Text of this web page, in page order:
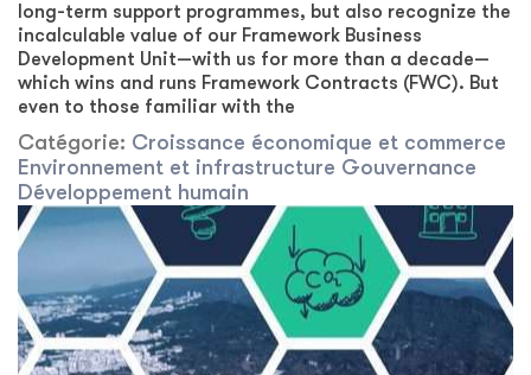
long-term support programmes, but also recognize the
incalculable value of our Framework Business
Development Unit—with us for more than a decade—
which wins and runs Framework Contracts (FWC). But
even to those familiar with the
Catégorie: Croissance économique et commerce
Environnement et infrastructure Gouvernance
Développement humain